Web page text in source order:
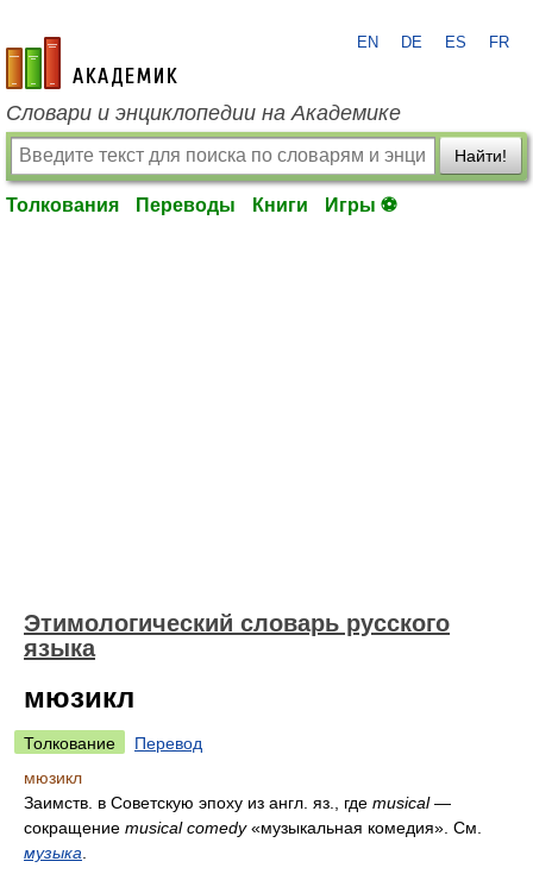
academic.ru
EN DE ES FR
Словари и энциклопедии на Академике
Найти!
Толкования Переводы Книги Игры ⚽
Этимологический словарь русского
языка
мюзикл
Толкование
Перевод
мюзикл
Заимств. в Советскую эпоху из англ. яз., где musical—
сокращение musical comedy«музыкальная комедия». См.
музыка